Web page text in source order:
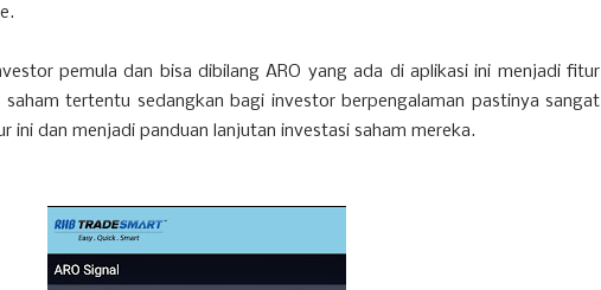
pemula dan bisa dibilang ARO yang ada di aplikasi ini menjadi fitur
saham tertentu sedangkan bagi investor berpengalaman pastinya sangat
ini dan menjadi panduan lanjutan investasi saham mereka.